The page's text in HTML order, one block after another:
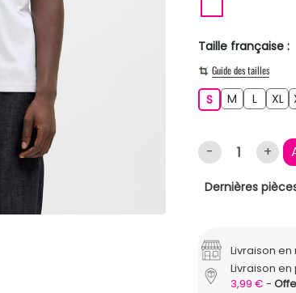
Taille française :
Guide des tailles
SS M LL XLXL
- +
Dernières
Livraison
Livraison
3,99 €